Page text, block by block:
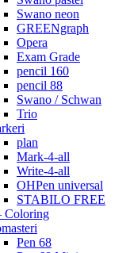
Swano neon
GREENgraph
Opera
Exam Grade
pencil 160
pencil 88
Swano / Schwan
Trio
plan
Mark-4-all
Write-4-all
OHPen universal
STABILO FREE
Coloring
Pen 68